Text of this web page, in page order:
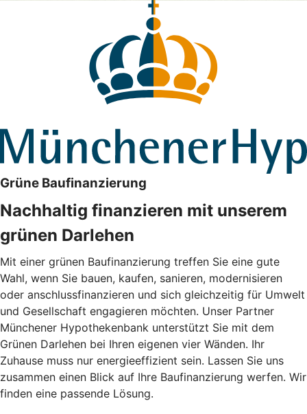
Grüne Baufinanzierung
Nachhaltig finanzieren mit unserem
grünen Darlehen
Mit einer grünen Baufinanzierung treffen Sie eine gute
Wahl, wenn Sie bauen, kaufen, sanieren, modernisieren
oder anschlussfinanzieren und sich gleichzeitig für Umwelt
und Gesellschaft engagieren möchten. Unser Partner
Münchener Hypothekenbank unterstützt Sie mit dem
Grünen Darlehen bei Ihren eigenen vier Wänden. Ihr
Zuhause muss nur energieeffizient sein. Lassen Sie uns
zusammen einen Blick auf Ihre Baufinanzierung werfen. Wir
finden eine passende Lösung.